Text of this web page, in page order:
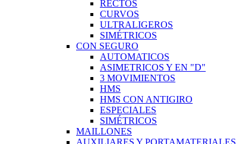
RECTOS
CURVOS
ULTRALIGEROS
SIMÉTRICOS
CON SEGURO
AUTOMATICOS
ASIMETRICOS Y EN "D"
3 MOVIMIENTOS
HMS
HMS CON ANTIGIRO
ESPECIALES
SIMÉTRICOS
MAILLONES
AUXILIARES Y PORTAMATERIALES